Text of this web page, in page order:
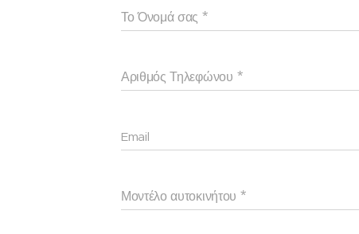
Το Όνομά σας
Αριθμός Τηλεφώνου
Email
Μοντέλο αυτοκινήτου